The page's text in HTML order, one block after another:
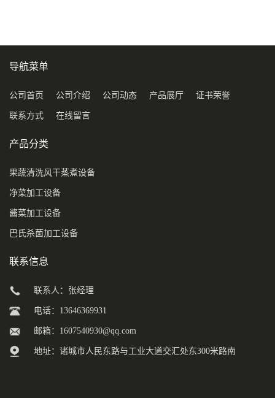
导航菜单
公司首页 公司介绍 公司动态 产品展厅 证书荣誉
联系方式 在线留言
产品分类
果蔬清洗风干蒸煮设备
净菜加工设备
酱菜加工设备
巴氏杀菌加工设备
联系信息
联系人：张经理
电话：13646369931
邮箱： 1607540930@qq.com
地址：诸城市人民东路与工业大道交汇处东300米路南